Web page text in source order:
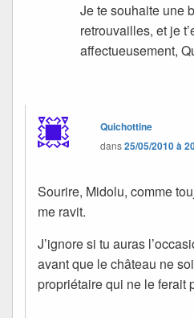
Je te souhaite une
retrouvailles, et je
affectueusement,
Quichottine
dans25/05/2010 à
Sourire, Midolu, comme
me ravit.
J’ignore si tu auras
avant que le château ne
propriétaire qui ne le ferait